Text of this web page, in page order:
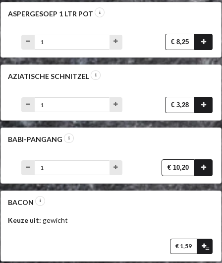
ASPERGESOEP 1 LTR POT
€ 8,25
AZIATISCHE SCHNITZEL
€ 3,28
BABI-PANGANG
€ 10,20
BACON
Keuze uit: gewicht
€ 1,59 =